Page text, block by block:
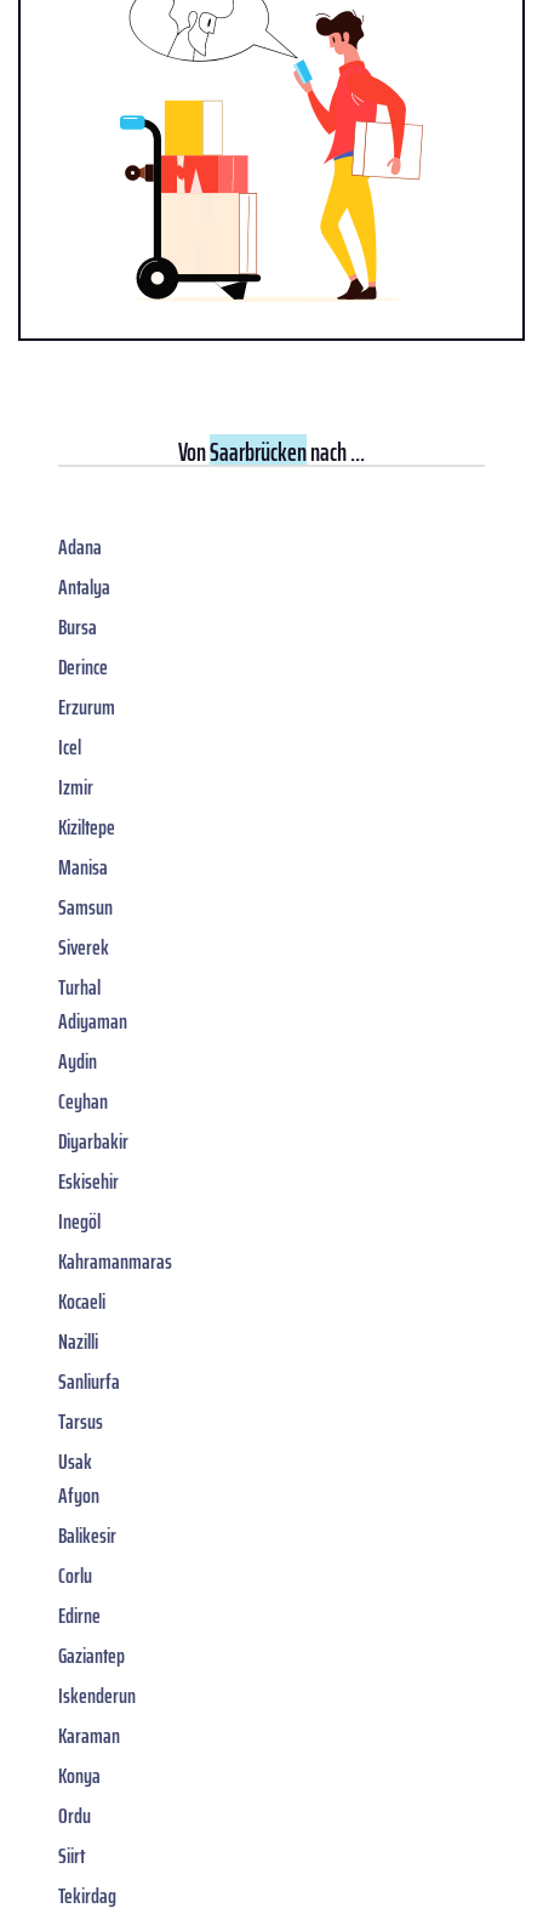
VonSaarbrückennach ...
Adana
Antalya
Bursa
Derince
Erzurum
Icel
Izmir
Kiziltepe
Manisa
Samsun
Siverek
Turhal
Adiyaman
Aydin
Ceyhan
Diyarbakir
Eskisehir
Inegöl
Kahramanmaras
Kocaeli
Nazilli
Sanliurfa
Tarsus
Usak
Afyon
Balikesir
Corlu
Edirne
Gaziantep
Iskenderun
Karaman
Konya
Ordu
Siirt
Tekirdag